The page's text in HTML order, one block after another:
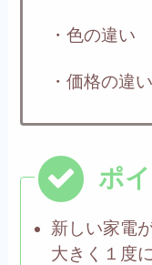
・色の違い
・価格の違い
新しい家電
大きく１度